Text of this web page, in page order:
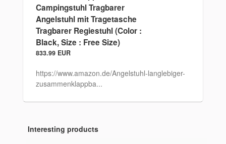
Campingstuhl Tragbarer
Angelstuhl mit Tragetasche
Tragbarer Regiestuhl (Color :
Black, Size : Free Size)
833.99 EUR
https://www.amazon.de/Angelstuhl-langlebiger-
zusammenklappba...
Interesting products